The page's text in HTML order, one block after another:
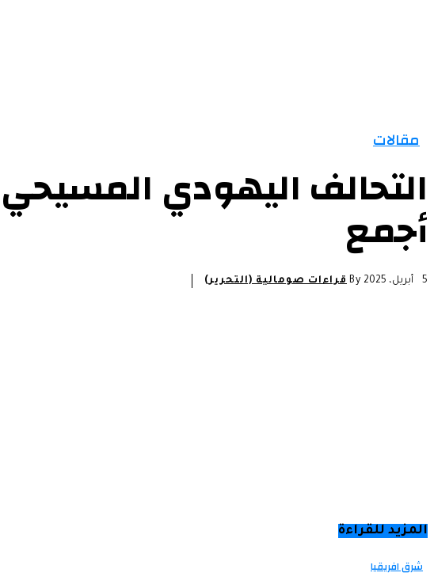
مقالات
التحالف اليهودي
أجمع
5 أبريل، 2025 By قراءات صومالية (التحرير)
المزيد للقراءة
شرق افريقيا